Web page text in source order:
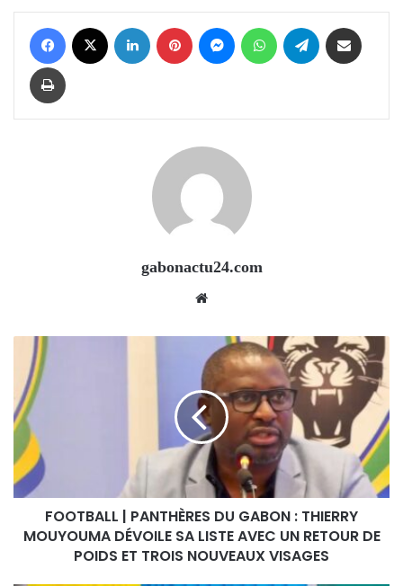
Facebook LinkedIn Pinterest Messenger WhatsApp Telegram
Print
gabonactu24.com
FOOTBALL | PANTHÈRES DU GABON : THIERRY
MOUYOUMA DÉVOILE SA LISTE AVEC UN RETOUR DE
POIDS ET TROIS NOUVEAUX VISAGES